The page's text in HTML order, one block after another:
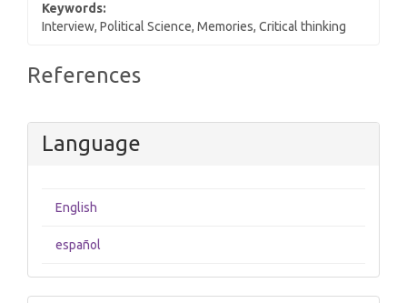
Keywords:
Interview, Political Science, Memories, Critical thinking
Article
References
Language
English
español